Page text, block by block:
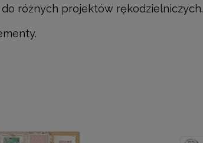
do różnych projektów rękodzielniczych.